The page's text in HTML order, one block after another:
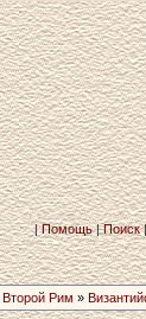
|Помощь|Поиск
Второй Рим »